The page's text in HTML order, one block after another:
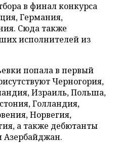
в финал конкурса
Германия,
Сюда также
исполнителей из
попала в первый
Черногория,
Израиль, Польша,
Голландия,
Норвегия,
а также дебютанты
Азербайджан.